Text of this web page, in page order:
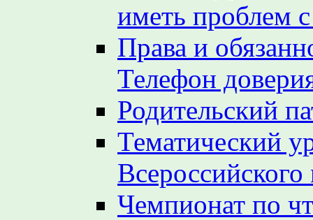
иметь проблем
Права и
Телефон
Родительский
Тематический
Чемпионат по